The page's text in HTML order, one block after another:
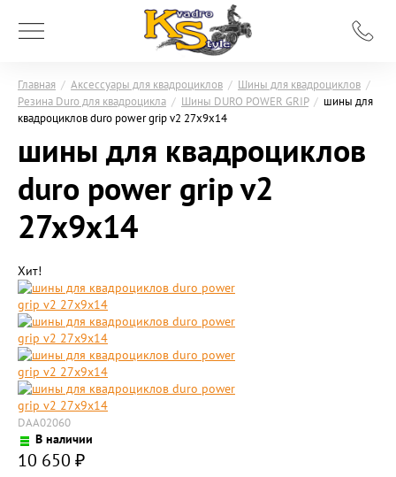
Главная / Аксессуары для квадроциклов / Шины для квадроциклов /
Резина Duro для квадроцикла / Шины DURO POWER GRIP / шины для
квадроциклов duro power grip v2 27x9х14
шины для квадроциклов
duro power grip v2
27x9х14
Хит!
DAA02060
В наличии
10 650 ₽